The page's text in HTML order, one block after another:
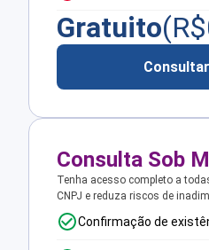
Gratuito(R$
Consulta Sob
Tenha acesso completo a
CNPJ e reduza riscos de
Confirmação de